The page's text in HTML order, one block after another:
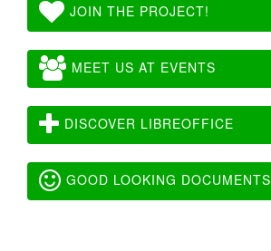
JOIN THE PROJECT!
MEET US AT EVENTS
DISCOVER LIBREOFFICE
GOOD LOOKING DOCUMENTS